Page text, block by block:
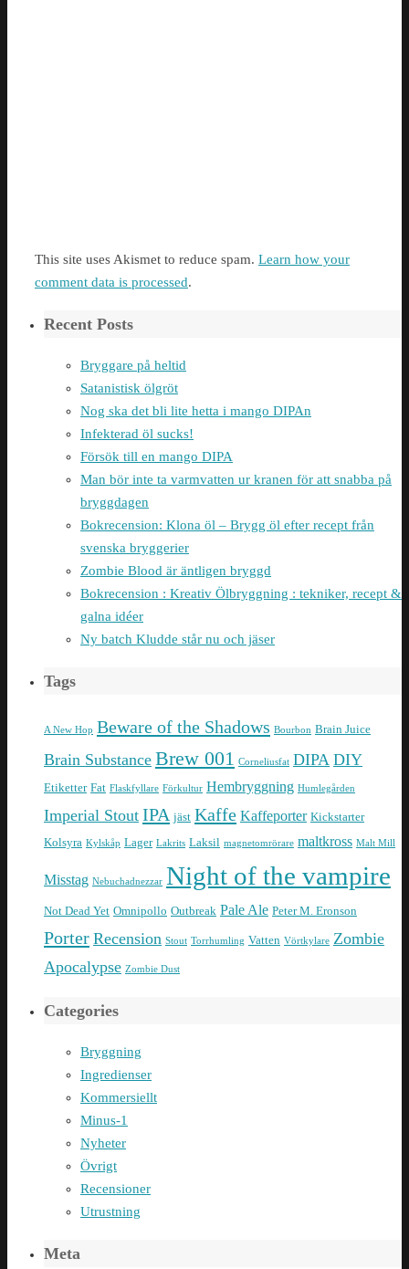
This site uses Akismet to reduce spam. Learn how your
comment data is processed.
Recent Posts
Bryggare på heltid
Satanistisk ölgröt
Nog ska det bli lite hetta i mango DIPAn
Infekterad öl sucks!
Försök till en mango DIPA
Man bör inte ta varmvatten ur kranen för att snabba på
bryggdagen
Bokrecension: Klona öl – Brygg öl efter recept från
svenska bryggerier
Zombie Blood är äntligen bryggd
Bokrecension : Kreativ Ölbryggning : tekniker, recept &
galna idéer
Ny batch Kludde står nu och jäser
Tags
A New Hop Beware of the Shadows Bourbon Brain Juice
Brain Substance Brew 001 Corneliusfat DIPA DIY
Etiketter Fat Flaskfyllare Förkultur Hembryggning Humlegården
Imperial Stout IPA jäst Kaffe Kaffeporter Kickstarter
Kolsyra Kylskåp Lager Lakrits Laksil magnetomrörare maltkross Malt Mill
Misstag Nebuchadnezzar Night of the vampire
Not Dead Yet Omnipollo Outbreak Pale Ale Peter M. Eronson
Porter Recension Stout Torrhumling Vatten Vörtkylare Zombie
Apocalypse Zombie Dust
Categories
Bryggning
Ingredienser
Kommersiellt
Minus-1
Nyheter
Övrigt
Recensioner
Utrustning
Meta